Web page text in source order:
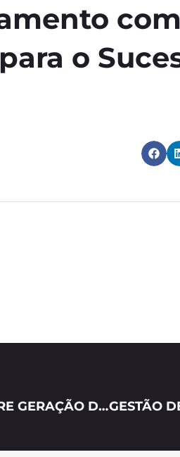
com
o
TUDO O QUE VOCÊ PRECISA SABER SOBRE GERAÇÃO DE LEADS